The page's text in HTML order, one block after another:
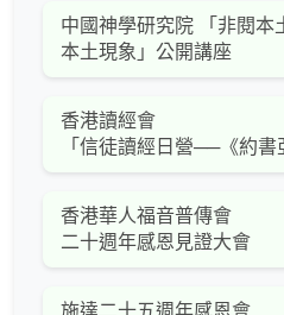
中國神學研究院 「非閱本
本土現象」公開講座
香港讀經會
「信徒讀經日營──《約書
香港華人福音普傳會
二十週年感恩見證大會